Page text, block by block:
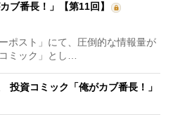
ブ番長！」【第11回】
ポスト」にて、圧倒的な情報量が
ミック」とし…
資コミック「俺がカブ番長！」